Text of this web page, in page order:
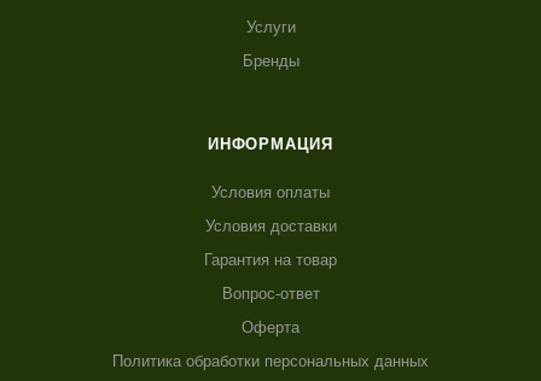
Услуги
Бренды
ИНФОРМАЦИЯ
Условия оплаты
Условия доставки
Гарантия на товар
Вопрос-ответ
Оферта
Политика обработки персональных данных